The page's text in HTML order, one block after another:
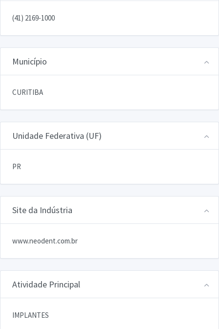
(41) 2169-1000
Município
CURITIBA
Unidade Federativa (UF)
PR
Site da Indústria
www.neodent.com.br
Atividade Principal
IMPLANTES